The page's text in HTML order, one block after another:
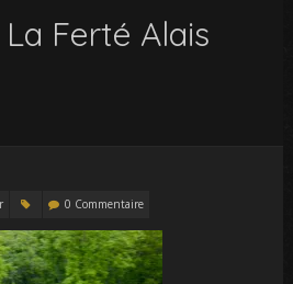
Ferté Alais
0 Commentaire